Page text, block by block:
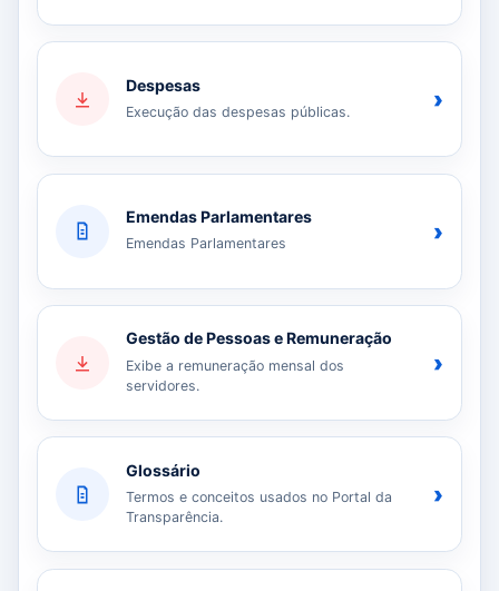
Despesas
Execução das despesas públicas. ›
Emendas Parlamentares
Emendas Parlamentares ›
Gestão de Pessoas e Remuneração
Exibe a remuneração mensal dos
servidores.
›
Glossário
Termos e conceitos usados no Portal da
Transparência.
›